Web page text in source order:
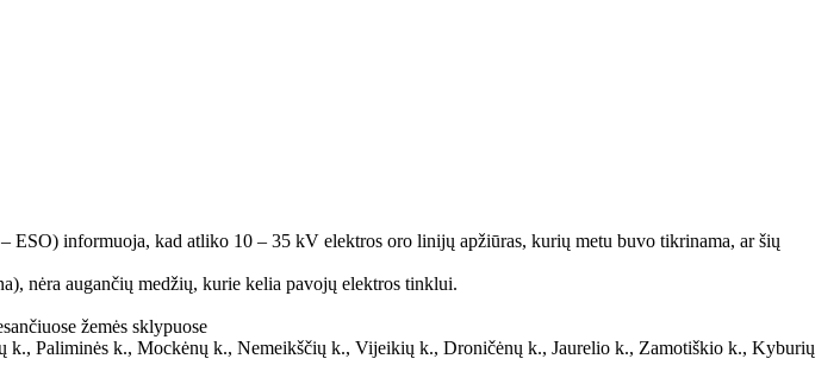
ESO) informuoja, kad atliko 10 – 35 kV elektros oro linijų apžiūras, kurių metu buvo tikrinama, ar šių
nėra augančių medžių, kurie kelia pavojų elektros tinklui.
žemės sklypuose
Paliminės k., Mockėnų k., Nemeikščių k., Vijeikių k., Droničėnų k., Jaurelio k., Zamotiškio k., Kyburių